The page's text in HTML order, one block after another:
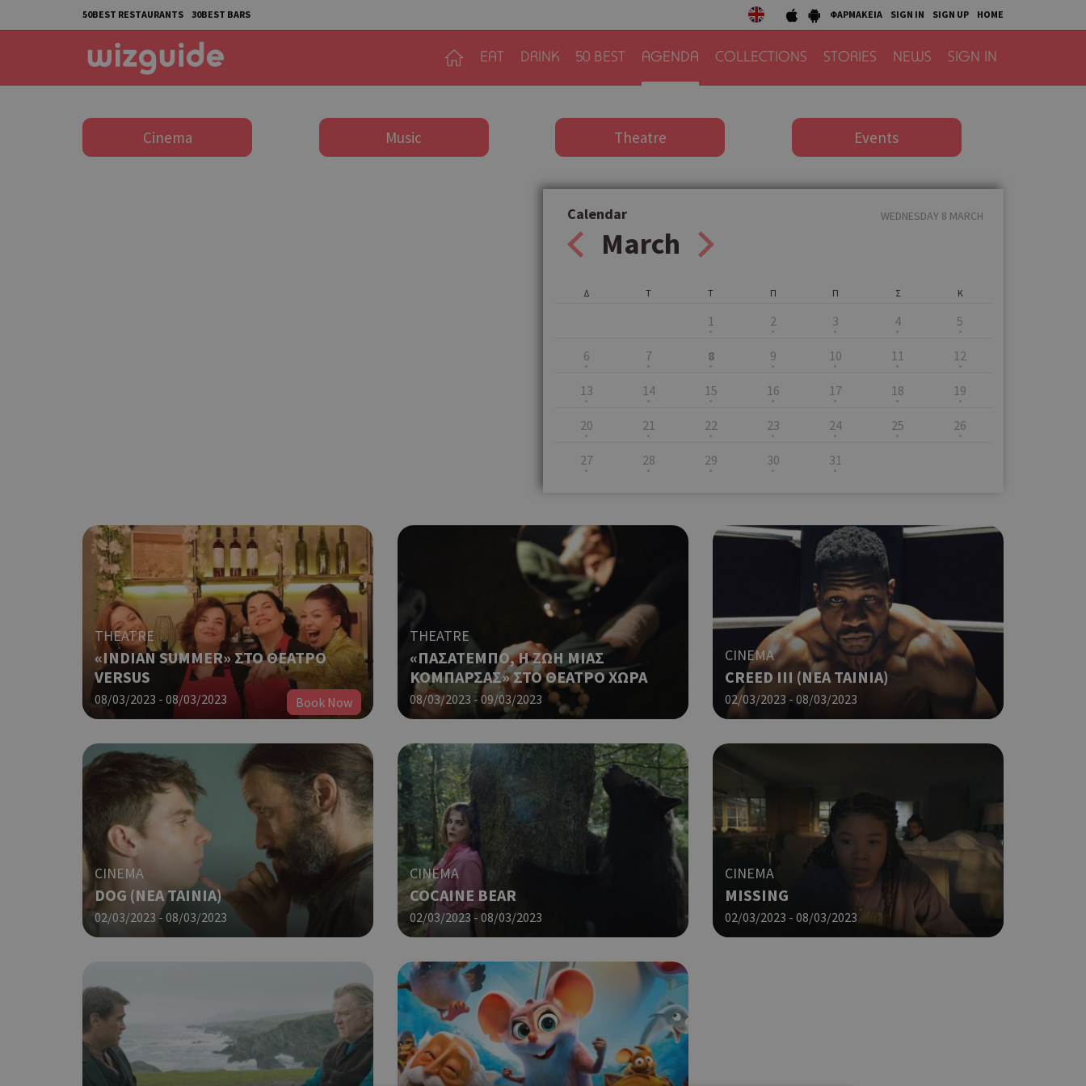
50BEST RESTAURANTS 30BEST BARS ΦΑΡΜΑΚΕΙΑ SIGN IN SIGN UP HOME
EAT DRINK 50 BEST AGENDA COLLECTIONS STORIES NEWS SIGN IN
Cinema Music Theatre Events
Calendar
March
WEDNESDAY 8 MARCH
Δ Τ Τ
1
Π
2
Π
3
Σ
4
Κ
5
6 7 8 9 10 11 12
13 14 15 16 17 18 19
20 21 22 23 24 25 26
27 28 29 30 31
THEATRE
«INDIAN SUMMER» ΣΤΟ ΘΕΑΤΡΟ
VERSUS
08/03/2023 - 08/03/2023 Book Now
THEATRE
«ΠΑΣΑΤΕΜΠΟ, Η ΖΩΗ ΜΙΑΣ
ΚΟΜΠΑΡΣΑΣ» ΣΤΟ ΘΕΑΤΡΟ ΧΩΡΑ
08/03/2023 - 09/03/2023
CINEMA
CREED III (ΝΕΑ ΤΑΙΝΙΑ)
02/03/2023 - 08/03/2023
CINEMA
DOG (ΝΕΑ ΤΑΙΝΙΑ)
02/03/2023 - 08/03/2023
CINEMA
COCAINE BEAR
02/03/2023 - 08/03/2023
CINEMA
MISSING
02/03/2023 - 08/03/2023